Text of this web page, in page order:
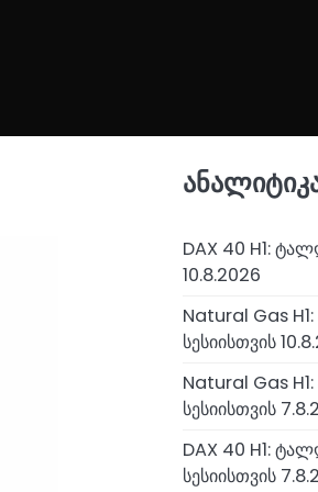
DAX 40 H1:
10.8.2026
Natural Gas
სესიისთვის
Natural Gas
სესიისთვის
DAX 40 H1:
სესიისთვის